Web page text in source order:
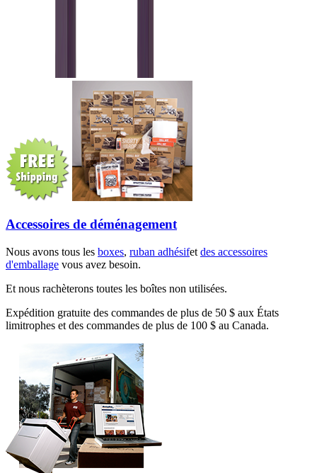
Accessoires de déménagement
Nous avons tous les boxes, ruban adhésifet des accessoires
d'emballage vous avez besoin.
Et nous rachèterons toutes les boîtes non utilisées.
Expédition gratuite des commandes de plus de 50 $ aux États
limitrophes et des commandes de plus de 100 $ au Canada.